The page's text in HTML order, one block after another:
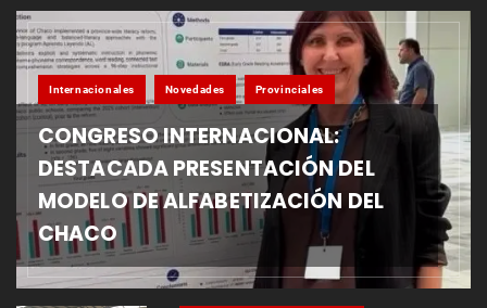
Internacionales Novedades Provinciales
CONGRESO INTERNACIONAL:
DESTACADA PRESENTACIÓN DEL
MODELO DE ALFABETIZACIÓN DEL
CHACO